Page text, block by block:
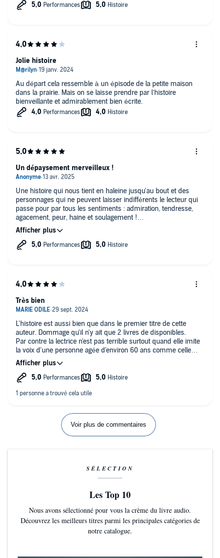
Au départ cela ressemble à un épisode de la petite maison
dans la prairie. Mais on se laisse prendre par l’histoire
bienveillante et admirablement bien écrite.
Jolie histoire
Une histoire qui nous tient en haleine jusqu'au bout et des
personnages qui ne peuvent laisser indifférents le lecteur qui
passe pour par tous les sentiments : admiration, tendresse,
agacement, peur, haine et soulagement !
Un roman qui nous attrape et ne peut laisser personne
indifférent !
L'avez-vous deviné ?
Un dépaysement merveilleux !
L'histoire est aussi bien que dans le premier titre de cette
auteur. Dommage qu'il n'y ait que 2 livres de disponibles.
Par contre la lectrice n'est pas terrible surtout quand elle imite
la voix d'une personne agée d'environ 60 ans comme celle
d'une personne de plus de 80 ans ! Mais l'histoire est
captivante
Très bien
Voir plus de commentaires
SÉLECTION
Les Top 10
Nous avons sélectionné pour vous la crème du livre audio.
Découvrez les meilleurs titres parmi les principales catégories de
notre catalogue.